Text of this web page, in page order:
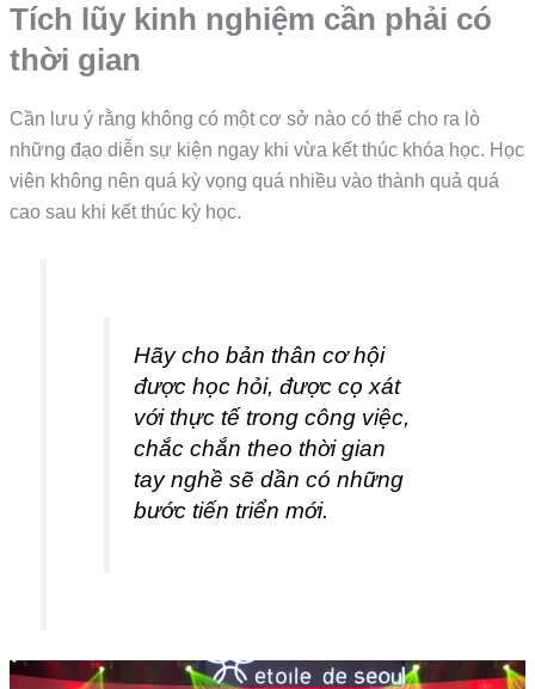
Tích lũy kinh nghiệm cần phải có
thời gian
Cần lưu ý rằng không có một cơ sở nào có thể cho ra lò
những đạo diễn sự kiện ngay khi vừa kết thúc khóa học. Học
viên không nên quá kỳ vọng quá nhiều vào thành quả quá
cao sau khi kết thúc kỳ học.
Hãy cho bản thân cơ hội
được học hỏi, được cọ xát
với thực tế trong công việc,
chắc chắn theo thời gian
tay nghề sẽ dần có những
bước tiến triển mới.